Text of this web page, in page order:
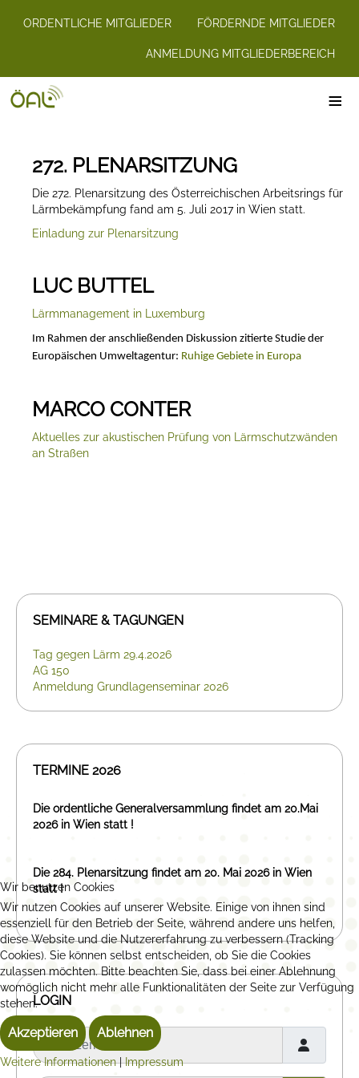
ORDENTLICHE MITGLIEDER FÖRDERNDE MITGLIEDER
ANMELDUNG MITGLIEDERBEREICH
≡
272. PLENARSITZUNG
Die 272. Plenarsitzung des Österreichischen Arbeitsrings für
Lärmbekämpfung fand am 5. Juli 2017 in Wien statt.
Einladung zur Plenarsitzung
LUC BUTTEL
Lärmmanagement in Luxemburg
Im Rahmen der anschließenden Diskussion zitierte Studie der
Europäischen Umweltagentur: Ruhige Gebiete in Europa
MARCO CONTER
Aktuelles zur akustischen Prüfung von Lärmschutzwänden
an Straßen
SEMINARE & TAGUNGEN
Tag gegen Lärm 29.4.2026
AG 150
Anmeldung Grundlagenseminar 2026
TERMINE 2026
Die ordentliche Generalversammlung findet am 20.Mai
2026 in Wien statt !
Die 284. Plenarsitzung findet am 20. Mai 2026 in Wien
statt !
LOGIN
Benutzername
Wir benutzen Cookies
Wir nutzen Cookies auf unserer Website. Einige von ihnen sind
essenziell für den Betrieb der Seite, während andere uns helfen,
diese Website und die Nutzererfahrung zu verbessern (Tracking
Cookies). Sie können selbst entscheiden, ob Sie die Cookies
zulassen möchten. Bitte beachten Sie, dass bei einer Ablehnung
womöglich nicht mehr alle Funktionalitäten der Seite zur Verfügung
stehen.
Akzeptieren Ablehnen
Weitere Informationen|Impressum